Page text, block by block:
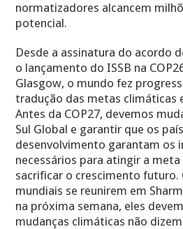
normatizadores alcancem
potencial.
Desde a assinatura do acordo
o lançamento do ISSB na
Glasgow, o mundo fez
tradução das metas climáticas
Antes da COP27, devemos
Sul Global e garantir que os
desenvolvimento garantam os
necessários para atingir a
sacrificar o crescimento futuro.
mundiais se reunirem em
na próxima semana, eles
mudanças climáticas não